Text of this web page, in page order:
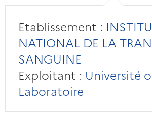
Etablissement :
NATIONAL DE LA
SANGUINE
Exploitant : Université
Laboratoire